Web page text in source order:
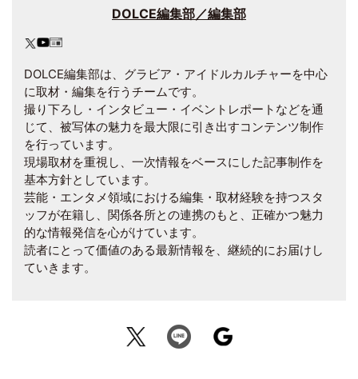
DOLCE編集部／編集部
DOLCE編集部は、グラビア・アイドルカルチャーを中心
に取材・編集を行うチームです。
撮り下ろし・インタビュー・イベントレポートなどを通
じて、被写体の魅力を最大限に引き出すコンテンツ制作
を行っています。
現場取材を重視し、一次情報をベースにした記事制作を
基本方針としています。
芸能・エンタメ領域における編集・取材経験を持つスタ
ッフが在籍し、関係各所との連携のもと、正確かつ魅力
的な情報発信を心がけています。
読者にとって価値のある最新情報を、継続的にお届けし
ていきます。